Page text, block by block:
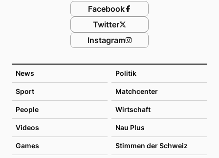
News Politik
Sport Matchcenter
People Wirtschaft
Videos Nau Plus
Games Stimmen der Schweiz
Facebook
Twitter
Instagram